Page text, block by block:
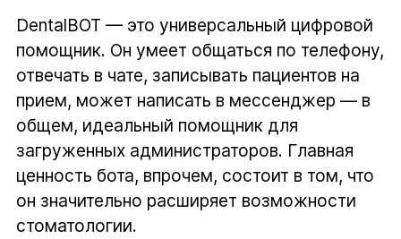
DentalBOT — это универсальный цифровой
помощник. Он умеет общаться по телефону,
отвечать в чате, записывать пациентов на
прием, может написать в мессенджер — в
общем, идеальный помощник для
загруженных администраторов. Главная
ценность бота, впрочем, состоит в том, что
он значительно расширяет возможности
стоматологии.